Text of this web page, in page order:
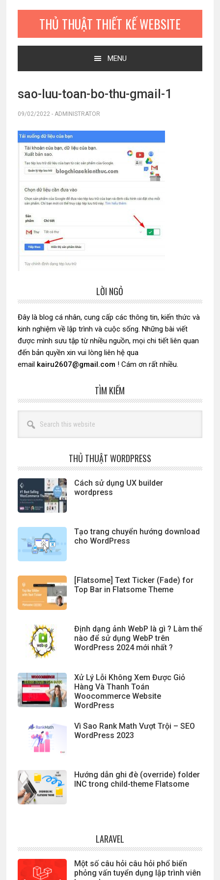
THỦ THUẬT THIẾT KẾ WEBSITE
MENU
sao-luu-toan-bo-thu-gmail-1
09/02/2022- ADMINISTRATOR
chính
LỜI NGỎ
Đây là blog cá nhân, cung cấp các thông tin, kiến thức và
kinh nghiệm về lập trình và cuộc sống. Những bài viết
được mình sưu tập từ nhiều nguồn, mọi chi tiết liên quan
đến bản quyền xin vui lòng liên hệ qua
email kairu2607@gmail.com ! Cám ơn rất nhiều.
TÌM KIẾM
this
website
THỦ THUẬT WORDPRESS
Cách sử dụng UX builder
wordpress
Tạo trang chuyển hướng download
cho WordPress
[Flatsome] Text Ticker (Fade) for
Top Bar in Flatsome Theme
Định dạng ảnh WebP là gì ? Làm thế
nào để sử dụng WebP trên
WordPress 2024 mới nhất ?
Xử Lý Lỗi Không Xem Được Giỏ
Hàng Và Thanh Toán
Woocommerce Website
WordPress
Vì Sao Rank Math Vượt Trội – SEO
WordPress 2023
Hướng dẫn ghi đè (override) folder
INC trong child-theme Flatsome
LARAVEL
Một số câu hỏi câu hỏi phổ biến
phỏng vấn tuyển dụng lập trình viên